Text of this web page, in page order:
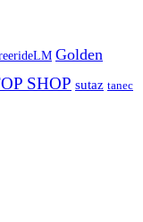
Golden
SHOP sutaz tanec